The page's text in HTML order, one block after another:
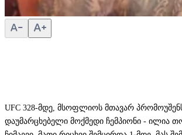
UFC 328-მდე, მსოფლიოს მთავარ
დაუმარცხებელი მოქმედი ჩემპიონი - ილია